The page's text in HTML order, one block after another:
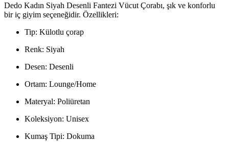
Dedo Kadın Siyah Desenli Fantezi Vücut Çorabı, şık ve konforlu
bir iç giyim seçeneğidir. Özellikleri:
Tip: Külotlu çorap
Renk: Siyah
Desen: Desenli
Ortam: Lounge/Home
Materyal: Poliüretan
Koleksiyon: Unisex
Kumaş Tipi: Dokuma